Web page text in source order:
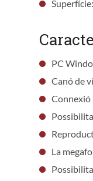
PC
Canó de
Connexió
La